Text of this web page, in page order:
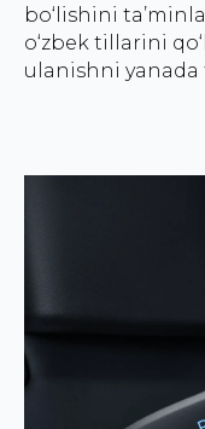
bo‘lishini
o‘zbek tillarini
ulanishni yanada